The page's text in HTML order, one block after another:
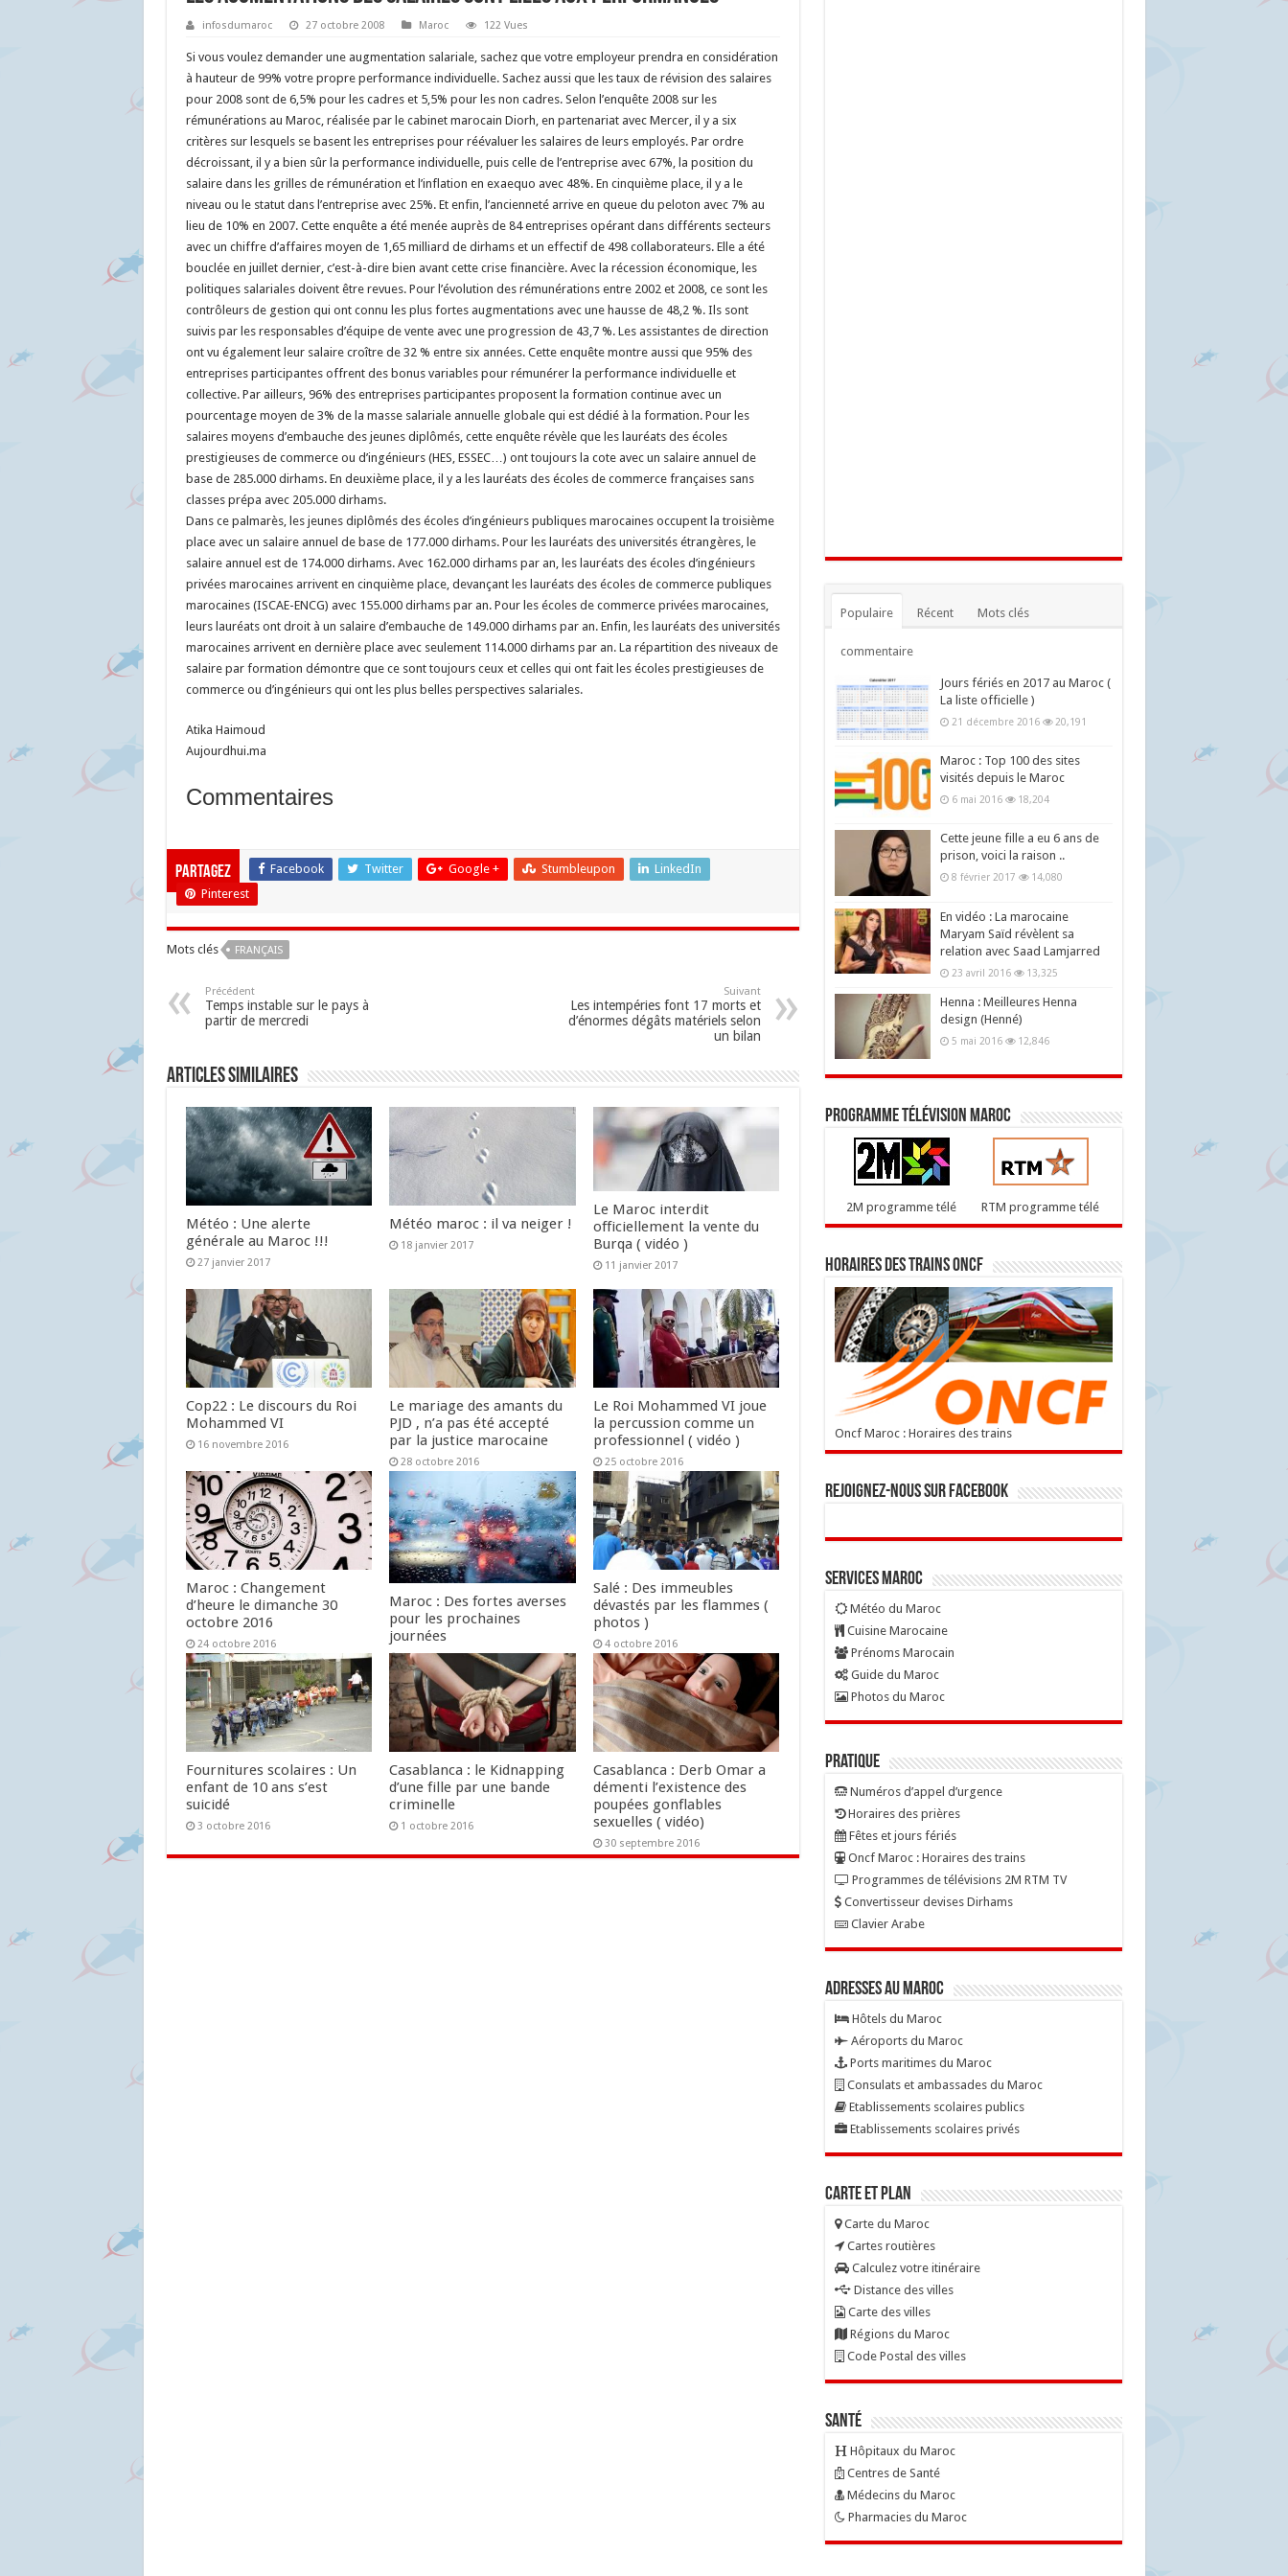
infosdumaroc 27 octobre 2008 Maroc 122 Vues
Si vous voulez demander une augmentation salariale, sachez que votre employeur prendra en considération
à hauteur de 99% votre propre performance individuelle. Sachez aussi que les taux de révision des salaires
pour 2008 sont de 6,5% pour les cadres et 5,5% pour les non cadres. Selon l’enquête 2008 sur les
rémunérations au Maroc, réalisée par le cabinet marocain Diorh, en partenariat avec Mercer, il y a six
critères sur lesquels se basent les entreprises pour réévaluer les salaires de leurs employés. Par ordre
décroissant, il y a bien sûr la performance individuelle, puis celle de l’entreprise avec 67%, la position du
salaire dans les grilles de rémunération et l’inflation en exaequo avec 48%. En cinquième place, il y a le
niveau ou le statut dans l’entreprise avec 25%. Et enfin, l’ancienneté arrive en queue du peloton avec 7% au
lieu de 10% en 2007. Cette enquête a été menée auprès de 84 entreprises opérant dans différents secteurs
avec un chiffre d’affaires moyen de 1,65 milliard de dirhams et un effectif de 498 collaborateurs. Elle a été
bouclée en juillet dernier, c’est-à-dire bien avant cette crise financière. Avec la récession économique, les
politiques salariales doivent être revues. Pour l’évolution des rémunérations entre 2002 et 2008, ce sont les
contrôleurs de gestion qui ont connu les plus fortes augmentations avec une hausse de 48,2 %. Ils sont
suivis par les responsables d’équipe de vente avec une progression de 43,7 %. Les assistantes de direction
ont vu également leur salaire croître de 32 % entre six années. Cette enquête montre aussi que 95% des
entreprises participantes offrent des bonus variables pour rémunérer la performance individuelle et
collective. Par ailleurs, 96% des entreprises participantes proposent la formation continue avec un
pourcentage moyen de 3% de la masse salariale annuelle globale qui est dédié à la formation. Pour les
salaires moyens d’embauche des jeunes diplômés, cette enquête révèle que les lauréats des écoles
prestigieuses de commerce ou d’ingénieurs (HES, ESSEC…) ont toujours la cote avec un salaire annuel de
base de 285.000 dirhams. En deuxième place, il y a les lauréats des écoles de commerce françaises sans
classes prépa avec 205.000 dirhams.
Dans ce palmarès, les jeunes diplômés des écoles d’ingénieurs publiques marocaines occupent la troisième
place avec un salaire annuel de base de 177.000 dirhams. Pour les lauréats des universités étrangères, le
salaire annuel est de 174.000 dirhams. Avec 162.000 dirhams par an, les lauréats des écoles d’ingénieurs
privées marocaines arrivent en cinquième place, devançant les lauréats des écoles de commerce publiques
marocaines (ISCAE-ENCG) avec 155.000 dirhams par an. Pour les écoles de commerce privées marocaines,
leurs lauréats ont droit à un salaire d’embauche de 149.000 dirhams par an. Enfin, les lauréats des universités
marocaines arrivent en dernière place avec seulement 114.000 dirhams par an. La répartition des niveaux de
salaire par formation démontre que ce sont toujours ceux et celles qui ont fait les écoles prestigieuses de
commerce ou d’ingénieurs qui ont les plus belles perspectives salariales.
Atika Haimoud
Aujourdhui.ma
Commentaires
Partagez Facebook Twitter Google + Stumbleupon
LinkedIn
Pinterest
Mots clés FRANÇAIS
Précédent
Temps instable sur le pays à
partir de mercredi
Suivant
Les intempéries font 17 morts et
d’énormes dégâts matériels selon
un bilan
Articles similaires
Météo : Une alerte
générale au Maroc !!!
27 janvier 2017
Météo maroc : il va neiger !
18 janvier 2017
Le Maroc interdit
officiellement la vente du
Burqa ( vidéo )
11 janvier 2017
Cop22 : Le discours du Roi
Mohammed VI
16 novembre 2016
Le mariage des amants du
PJD , n’a pas été accepté
par la justice marocaine
28 octobre 2016
Le Roi Mohammed VI joue
la percussion comme un
professionnel ( vidéo )
25 octobre 2016
Maroc : Changement
d’heure le dimanche 30
octobre 2016
24 octobre 2016
Maroc : Des fortes averses
pour les prochaines
journées
24 octobre 2016
Salé : Des immeubles
dévastés par les flammes (
photos )
4 octobre 2016
Fournitures scolaires : Un
enfant de 10 ans s’est
suicidé
3 octobre 2016
Casablanca : le Kidnapping
d’une fille par une bande
criminelle
1 octobre 2016
Casablanca : Derb Omar a
démenti l’existence des
poupées gonflables
sexuelles ( vidéo)
30 septembre 2016
Populaire Récent Mots clés
commentaire
Jours fériés en 2017 au Maroc (
La liste officielle )
21 décembre 2016 20,191
Maroc : Top 100 des sites
visités depuis le Maroc
6 mai 2016 18,204
Cette jeune fille a eu 6 ans de
prison, voici la raison ..
8 février 2017 14,080
En vidéo : La marocaine
Maryam Saïd révèlent sa
relation avec Saad Lamjarred
23 avril 2016 13,325
Henna : Meilleures Henna
design (Henné)
5 mai 2016 12,846
Programme télévision maroc
2M programme télé RTM programme télé
Horaires des trains ONCF
Oncf Maroc : Horaires des trains
Rejoignez-nous sur Facebook
Services Maroc
Météo du Maroc
Cuisine Marocaine
Prénoms Marocain
Guide du Maroc
Photos du Maroc
Pratique
Numéros d’appel d’urgence
Horaires des prières
Fêtes et jours fériés
Oncf Maroc : Horaires des trains
Programmes de télévisions 2M RTM TV
Convertisseur devises Dirhams
Clavier Arabe
Adresses au Maroc
Hôtels du Maroc
Aéroports du Maroc
Ports maritimes du Maroc
Consulats et ambassades du Maroc
Etablissements scolaires publics
Etablissements scolaires privés
Carte et Plan
Carte du Maroc
Cartes routières
Calculez votre itinéraire
Distance des villes
Carte des villes
Régions du Maroc
Code Postal des villes
Santé
Hôpitaux du Maroc
Centres de Santé
Médecins du Maroc
Pharmacies du Maroc